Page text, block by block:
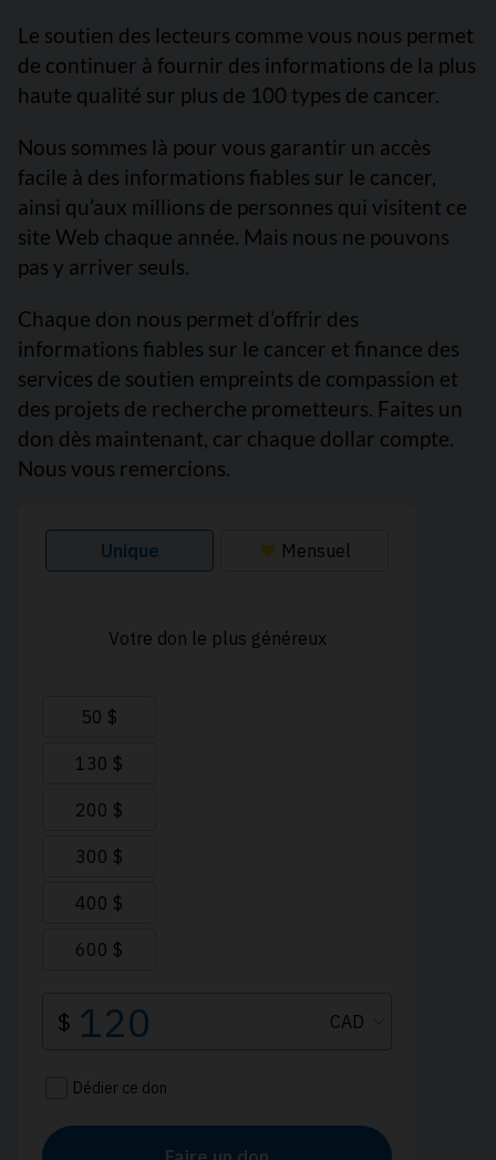
Le soutien des lecteurs comme vous nous permet
de continuer à fournir des informations de la plus
haute qualité sur plus de 100 types de cancer.
Nous sommes là pour vous garantir un accès
facile à des informations fiables sur le cancer,
ainsi qu’aux millions de personnes qui visitent ce
site Web chaque année. Mais nous ne pouvons
pas y arriver seuls.
Chaque don nous permet d’offrir des
informations fiables sur le cancer et finance des
services de soutien empreints de compassion et
des projets de recherche prometteurs. Faites un
don dès maintenant, car chaque dollar compte.
Nous vous remercions.